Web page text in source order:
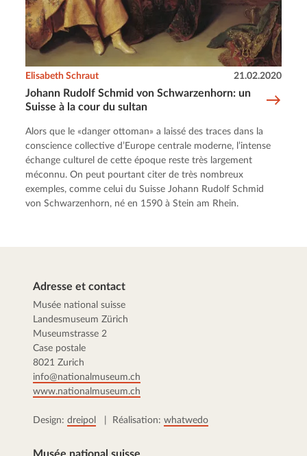
Johann Rudolf Schmid von Schwarzenhorn: un
Suisse à la cour du sultan
Elisabeth Schraut 21.02.2020
Alors que le «danger ottoman» a laissé des traces dans la
conscience collective d’Europe centrale moderne, l’intense
échange culturel de cette époque reste très largement
méconnu. On peut pourtant citer de très nombreux
exemples, comme celui du Suisse Johann Rudolf Schmid
von Schwarzenhorn, né en 1590 à Stein am Rhein.
Adresse et contact
Musée national suisse
Landesmuseum Zürich
Museumstrasse 2
Case postale
8021 Zurich
info@nationalmuseum.ch
www.nationalmuseum.ch
Design: dreipol | Réalisation: whatwedo